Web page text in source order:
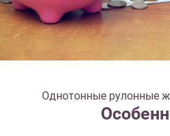
Однотонные рулонные